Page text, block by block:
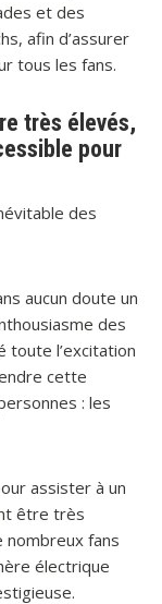
et des
afin d’assurer
tous les fans.
très élevés,
pour
des
aucun doute un
des
toute l’excitation
cette
: les
assister à un
être très
fans
électrique